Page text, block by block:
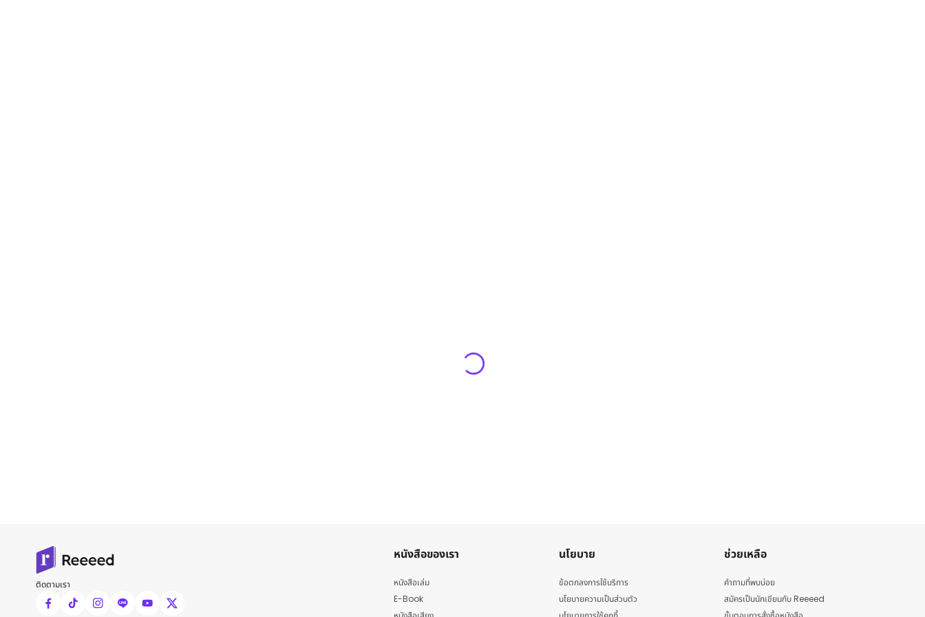
ติดตามเรา
หนังสือของเรา
หนังสือเล่ม
E-Book
นโยบาย
ข้อตกลงการใช้บริการ
นโยบายความเป็นส่วนตัว
ช่วยเหลือ
คำถามที่พบบ่อย
สมัครเป็นนักเขียนกับ Reeeed